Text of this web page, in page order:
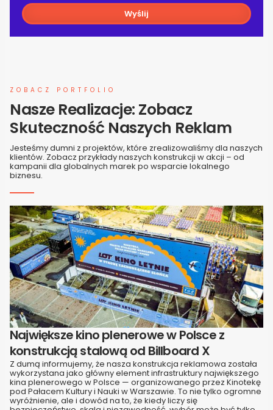
Wyślij
ZOBACZ PORTFOLIO
Nasze Realizacje: Zobacz
Skuteczność Naszych Reklam
Jesteśmy dumni z projektów, które zrealizowaliśmy dla naszych
klientów. Zobacz przykłady naszych konstrukcji w akcji – od
kampanii dla globalnych marek po wsparcie lokalnego
biznesu.
Największe kino plenerowe w Polsce z
konstrukcją stalową od Billboard X
Z dumą informujemy, że nasza konstrukcja reklamowa została
wykorzystana jako główny element infrastruktury największego
kina plenerowego w Polsce — organizowanego przez Kinotekę
pod Pałacem Kultury i Nauki w Warszawie. To nie tylko ogromne
wyróżnienie, ale i dowód na to, że kiedy liczy się